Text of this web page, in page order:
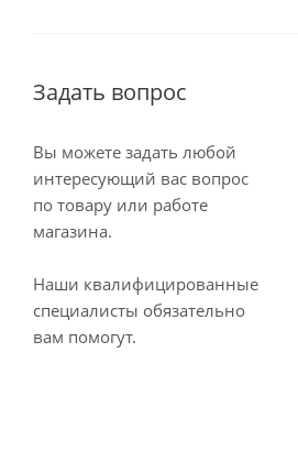
Задать вопрос
Вы можете задать любой
интересующий вас вопрос
по товару или работе
магазина.
Наши квалифицированные
специалисты обязательно
вам помогут.